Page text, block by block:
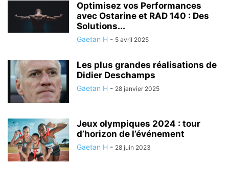
Optimisez vos Performances
avec Ostarine et RAD 140 : Des
Solutions...
Gaetan H - 5 avril 2025
Les plus grandes réalisations de
Didier Deschamps
Gaetan H - 28 janvier 2025
Jeux olympiques 2024 : tour
d’horizon de l’événement
Gaetan H - 28 juin 2023